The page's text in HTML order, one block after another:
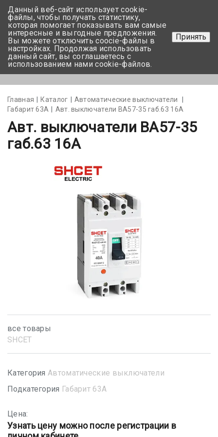
+375 17-350-99-56
+375 44-752-82-08
Задать вопрос
Главная Каталог
Автоматические выключатели
Габарит 63А
Авт. выключатели ВА57-35 габ.63 16А
Авт. выключатели ВА57-35
габ.63 16А
все товары
SHСET
Категория Автоматические выключатели
Подкатегория Габарит 63А
Цена:
Узнать цену можно после регистрации в
Данный веб-сайт использует cookie-
файлы, чтобы получать статистику,
которая помогает показывать вам самые
интересные и выгодные предложения.
Вы можете отключить coocie-файлы в
настройках. Продолжая использовать
данный сайт, вы соглашаетесь с
использованием нами cookie-файлов.
Принять